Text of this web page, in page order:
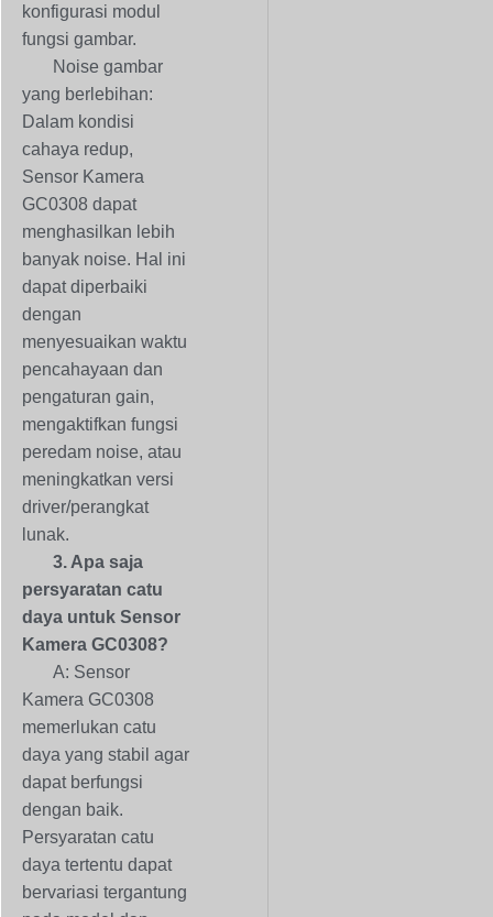
konfigurasi modul
fungsi gambar.
Noise gambar
yang berlebihan:
Dalam kondisi
cahaya redup,
Sensor Kamera
GC0308 dapat
menghasilkan lebih
banyak noise. Hal ini
dapat diperbaiki
dengan
menyesuaikan waktu
pencahayaan dan
pengaturan gain,
mengaktifkan fungsi
peredam noise, atau
meningkatkan versi
driver/perangkat
lunak.
3. Apa saja
persyaratan catu
daya untuk Sensor
Kamera GC0308?
A: Sensor
Kamera GC0308
memerlukan catu
daya yang stabil agar
dapat berfungsi
dengan baik.
Persyaratan catu
daya tertentu dapat
bervariasi tergantung